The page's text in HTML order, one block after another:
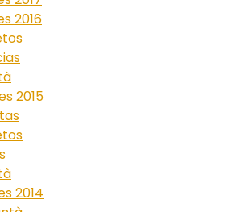
2016
2015
2014